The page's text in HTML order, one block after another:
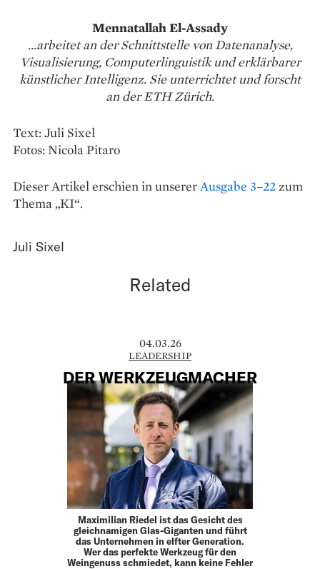
Mennatallah El-Assady
...arbeitet an der Schnittstelle von Datenanalyse,
Visualisierung, Computerlinguistik und erklärbarer
künstlicher Intelligenz. Sie unterrichtet und forscht
an der ETH Zürich.
Text: Juli Sixel
Fotos: Nicola Pitaro
Dieser Artikel erschien in unsererAusgabe 3–22zum
Thema „KI“.
Juli Sixel
Related
04.03.26
LEADERSHIP
DER WERKZEUGMACHER
Maximilian Riedel ist das Gesicht des
gleichnamigen Glas-Giganten und führt
das Unternehmen in elfter Generation.
Wer das perfekte Werkzeug für den
Weingenuss ­schmiedet, kann keine Fehler